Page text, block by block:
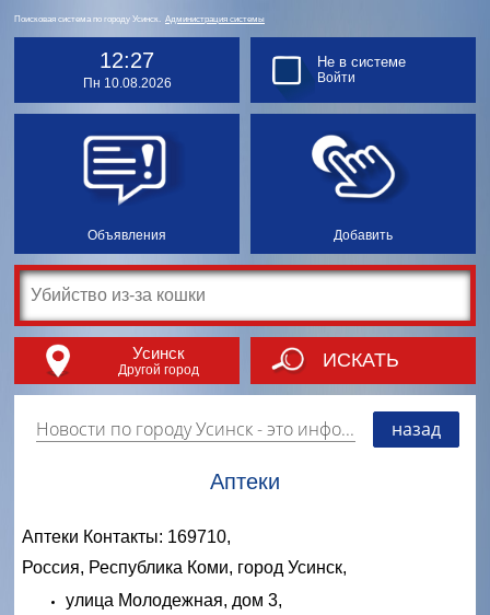
Поисковая система по городу Усинск. Администрация системы
12:27
Пн 10.08.2026
Объявления Добавить
Не в системе
Войти
Усинск
Другой город ИСКАТЬ
Новости по городу Усинск- это информация о событиях, мероприятиях и торгово-коммерческой деятельности города. Страницу наполняют платные и бесплатные объявления, имеющие функцию "поднятия вверх списка". назад
Аптеки
Аптеки Контакты: 169710,
Россия, Республика Коми, город Усинск,
улица Молодежная, дом 3,